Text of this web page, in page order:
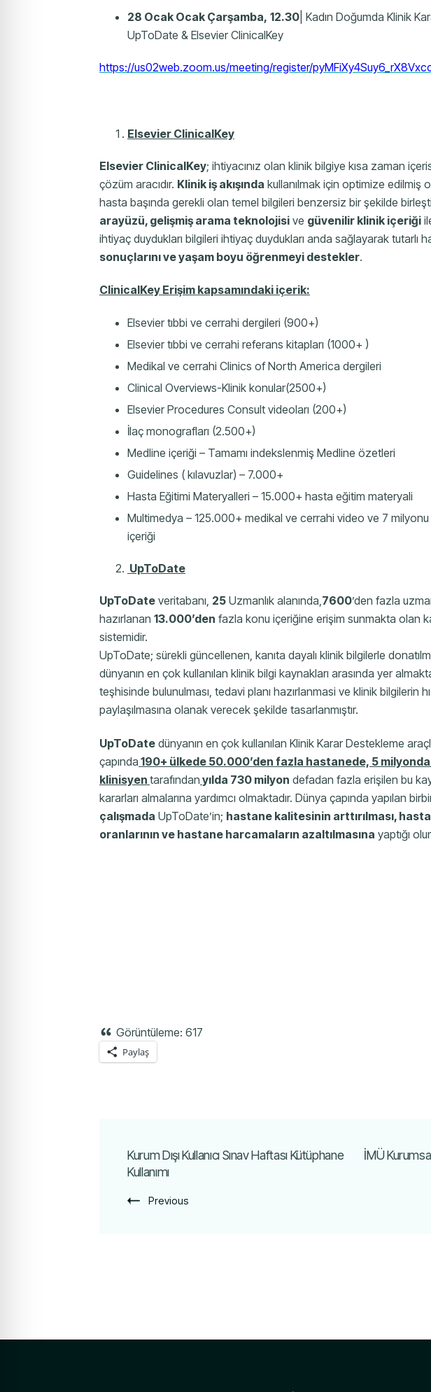
28 Ocak Ocak Çarşamba, 12.30 | Kadın Doğumda Klinik
UpToDate & Elsevier ClinicalKey
https://us02web.zoom.us/meeting/register/
Elsevier ClinicalKey
Elsevier ClinicalKey; ihtiyacınız olan klinik bilgiye kısa zaman
çözüm aracıdır. Klinik iş akışında kullanılmak için optimize edilmiş
hasta başında gerekli olan temel bilgileri benzersiz bir şekilde
arayüzü, gelişmiş arama teknolojisi ve güvenilir klinik içeriği
ihtiyaç duydukları bilgileri ihtiyaç duydukları anda sağlayarak tutarlı
sonuçlarını ve yaşam boyu öğrenmeyi destekler.
ClinicalKey Erişim kapsamındaki içerik:
Elsevier tıbbi ve cerrahi dergileri (900+)
Elsevier tıbbi ve cerrahi referans kitapları (1000+ )
Medikal ve cerrahi Clinics of North America dergileri
Clinical Overviews-Klinik konular(2500+)
Elsevier Procedures Consult videoları (200+)
İlaç monografları (2.500+)
Medline içeriği – Tamamı indekslenmiş Medline özetleri
Guidelines ( kılavuzlar) – 7.000+
Hasta Eğitimi Materyalleri – 15.000+ hasta eğitim materyali
Multimedya – 125.000+ medikal ve cerrahi video ve 7 milyonu
içeriği
UpToDate
UpToDate veritabanı, 25 Uzmanlık alanında,7600’den fazla
hazırlanan 13.000’den fazla konu içeriğine erişim sunmakta olan
sistemidir.
UpToDate; sürekli güncellenen, kanıta dayalı klinik bilgilerle
dünyanın en çok kullanılan klinik bilgi kaynakları arasında yer
teşhisinde bulunulması, tedavi planı hazırlanmasi ve klinik bilgilerin
paylaşılmasına olanak verecek şekilde tasarlanmıştır.
UpToDate dünyanın en çok kullanılan Klinik Karar Destekleme
çapında 190+ ülkede 50.000’den fazla hastanede, 5
klinisyen tarafından yılda 730 milyon defadan fazla erişilen bu
kararları almalarına yardımcı olmaktadır. Dünya çapında yapılan
çalışmada UpToDate’in; hastane kalitesinin arttırılması,
oranlarının ve hastane harcamaların azaltılmasına yaptığı
Görüntüleme: 617
Paylaş
Kurum Dışı Kullanıcı Sınav Haftası Kütüphane
Kullanımı
Previous
İMÜ